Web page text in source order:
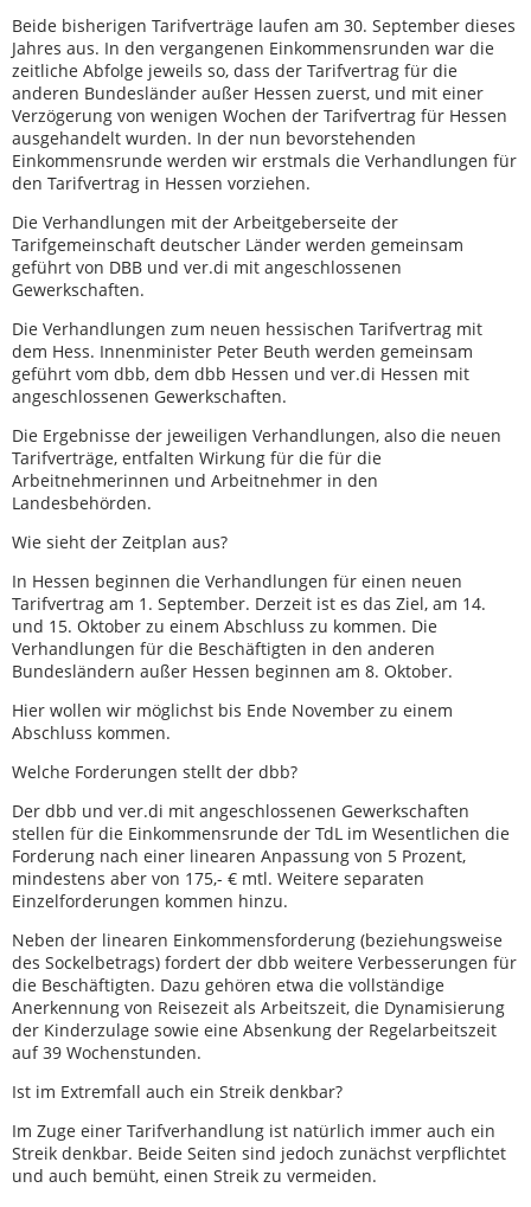
Beide bisherigen Tarifverträge laufen am 30. September dieses
Jahres aus. In den vergangenen Einkommensrunden war die
zeitliche Abfolge jeweils so, dass der Tarifvertrag für die
anderen Bundesländer außer Hessen zuerst, und mit einer
Verzögerung von wenigen Wochen der Tarifvertrag für Hessen
ausgehandelt wurden. In der nun bevorstehenden
Einkommensrunde werden wir erstmals die Verhandlungen für
den Tarifvertrag in Hessen vorziehen.
Die Verhandlungen mit der Arbeitgeberseite der
Tarifgemeinschaft deutscher Länder werden gemeinsam
geführt von DBB und ver.di mit angeschlossenen
Gewerkschaften.
Die Verhandlungen zum neuen hessischen Tarifvertrag mit
dem Hess. Innenminister Peter Beuth werden gemeinsam
geführt vom dbb, dem dbb Hessen und ver.di Hessen mit
angeschlossenen Gewerkschaften.
Die Ergebnisse der jeweiligen Verhandlungen, also die neuen
Tarifverträge, entfalten Wirkung für die für die
Arbeitnehmerinnen und Arbeitnehmer in den
Landesbehörden.
Wie sieht der Zeitplan aus?
In Hessen beginnen die Verhandlungen für einen neuen
Tarifvertrag am 1. September. Derzeit ist es das Ziel, am 14.
und 15. Oktober zu einem Abschluss zu kommen. Die
Verhandlungen für die Beschäftigten in den anderen
Bundesländern außer Hessen beginnen am 8. Oktober.
Hier wollen wir möglichst bis Ende November zu einem
Abschluss kommen.
Welche Forderungen stellt der dbb?
Der dbb und ver.di mit angeschlossenen Gewerkschaften
stellen für die Einkommensrunde der TdL im Wesentlichen die
Forderung nach einer linearen Anpassung von 5 Prozent,
mindestens aber von 175,- € mtl. Weitere separaten
Einzelforderungen kommen hinzu.
Neben der linearen Einkommensforderung (beziehungsweise
des Sockelbetrags) fordert der dbb weitere Verbesserungen für
die Beschäftigten. Dazu gehören etwa die vollständige
Anerkennung von Reisezeit als Arbeitszeit, die Dynamisierung
der Kinderzulage sowie eine Absenkung der Regelarbeitszeit
auf 39 Wochenstunden.
Ist im Extremfall auch ein Streik denkbar?
Im Zuge einer Tarifverhandlung ist natürlich immer auch ein
Streik denkbar. Beide Seiten sind jedoch zunächst verpflichtet
und auch bemüht, einen Streik zu vermeiden.